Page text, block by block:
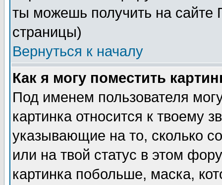
ты можешь получить на сайте
страницы)
Вернуться к началу
Как я могу поместить
Под именем пользователя
картинка относится к твоему
указывающие на то, сколько
или на твой статус в этом
картинка побольше, маска,